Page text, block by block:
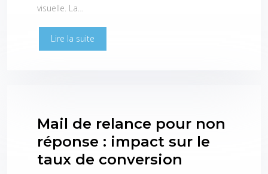
visuelle. La…
Lire la suite
Mail de relance pour non
réponse : impact sur le
taux de conversion